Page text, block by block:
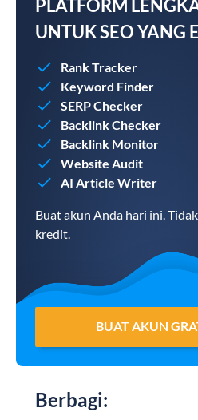
PLATFORM
UNTUK SEO YANG
Rank Tracker
Keyword Finder
SERP Checker
Backlink Checker
Backlink Monitor
Website Audit
AI Article Writer
Buat akun Anda hari ini.
kredit.
BUAT AKUN
Berbagi: